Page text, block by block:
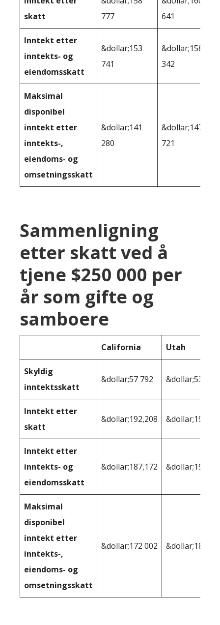
skatt
777
641
Inntekt etter
inntekts- og
eiendomsskatt
&dollar;153
741
&dollar;158
342
Maksimal
disponibel
inntekt etter
inntekts-,
eiendoms- og
omsetningsskatt
&dollar;141
280
&dollar;147
721
Sammenligning
etter skatt ved å
tjene $250 000 per
år som gifte og
samboere
California Utah
Skyldig
inntektsskatt
&dollar;57 792 &dollar;53 753
Inntekt etter
skatt
&dollar;192,208
Inntekt etter
inntekts- og
eiendomsskatt
&dollar;187,172 &dollar;193
Maksimal
disponibel
inntekt etter
inntekts-,
eiendoms- og
omsetningsskatt
&dollar;172 002 &dollar;180